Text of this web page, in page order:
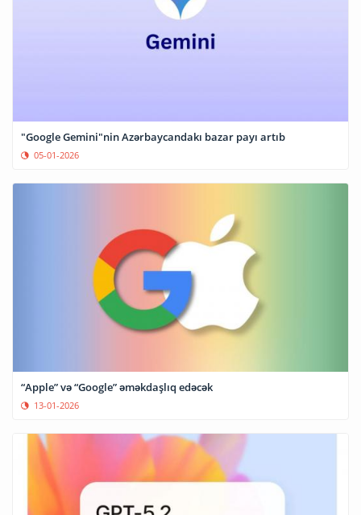
"Google Gemini"nin Azərbaycandakı bazar payı artıb
05-01-2026
“Apple” və “Google” əməkdaşlıq edəcək
13-01-2026